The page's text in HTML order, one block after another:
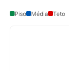
Piso Média Teto